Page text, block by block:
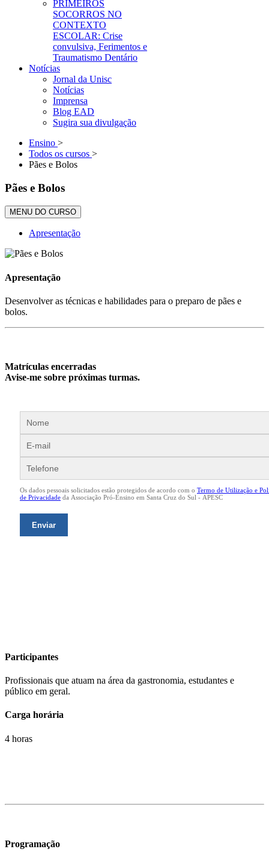
PRIMEIROS
SOCORROS NO
CONTEXTO
ESCOLAR: Crise
convulsiva, Ferimentos e
Traumatismo Dentário
Notícias
Jornal da Unisc
Notícias
Imprensa
Blog EAD
Sugira sua divulgação
Ensino >
Todos os cursos >
Pães e Bolos
Pães e Bolos
MENU DO CURSO
Apresentação
Apresentação
Desenvolver as técnicas e habilidades para o preparo de pães e
bolos.
Matrículas encerradas
Avise-me sobre próximas turmas.
Participantes
Profissionais que atuam na área da gastronomia, estudantes e
público em geral.
Carga horária
4 horas
Programação